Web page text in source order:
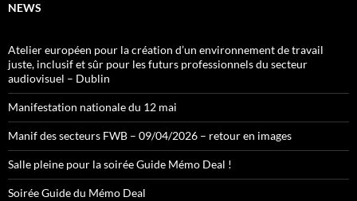
NEWS
Atelier européen pour la création d’un environnement de travail
juste, inclusif et sûr pour les futurs professionnels du secteur
audiovisuel – Dublin
Manifestation nationale du 12 mai
Manif des secteurs FWB – 09/04/2026 – retour en images
Salle pleine pour la soirée Guide Mémo Deal !
Soirée Guide du Mémo Deal